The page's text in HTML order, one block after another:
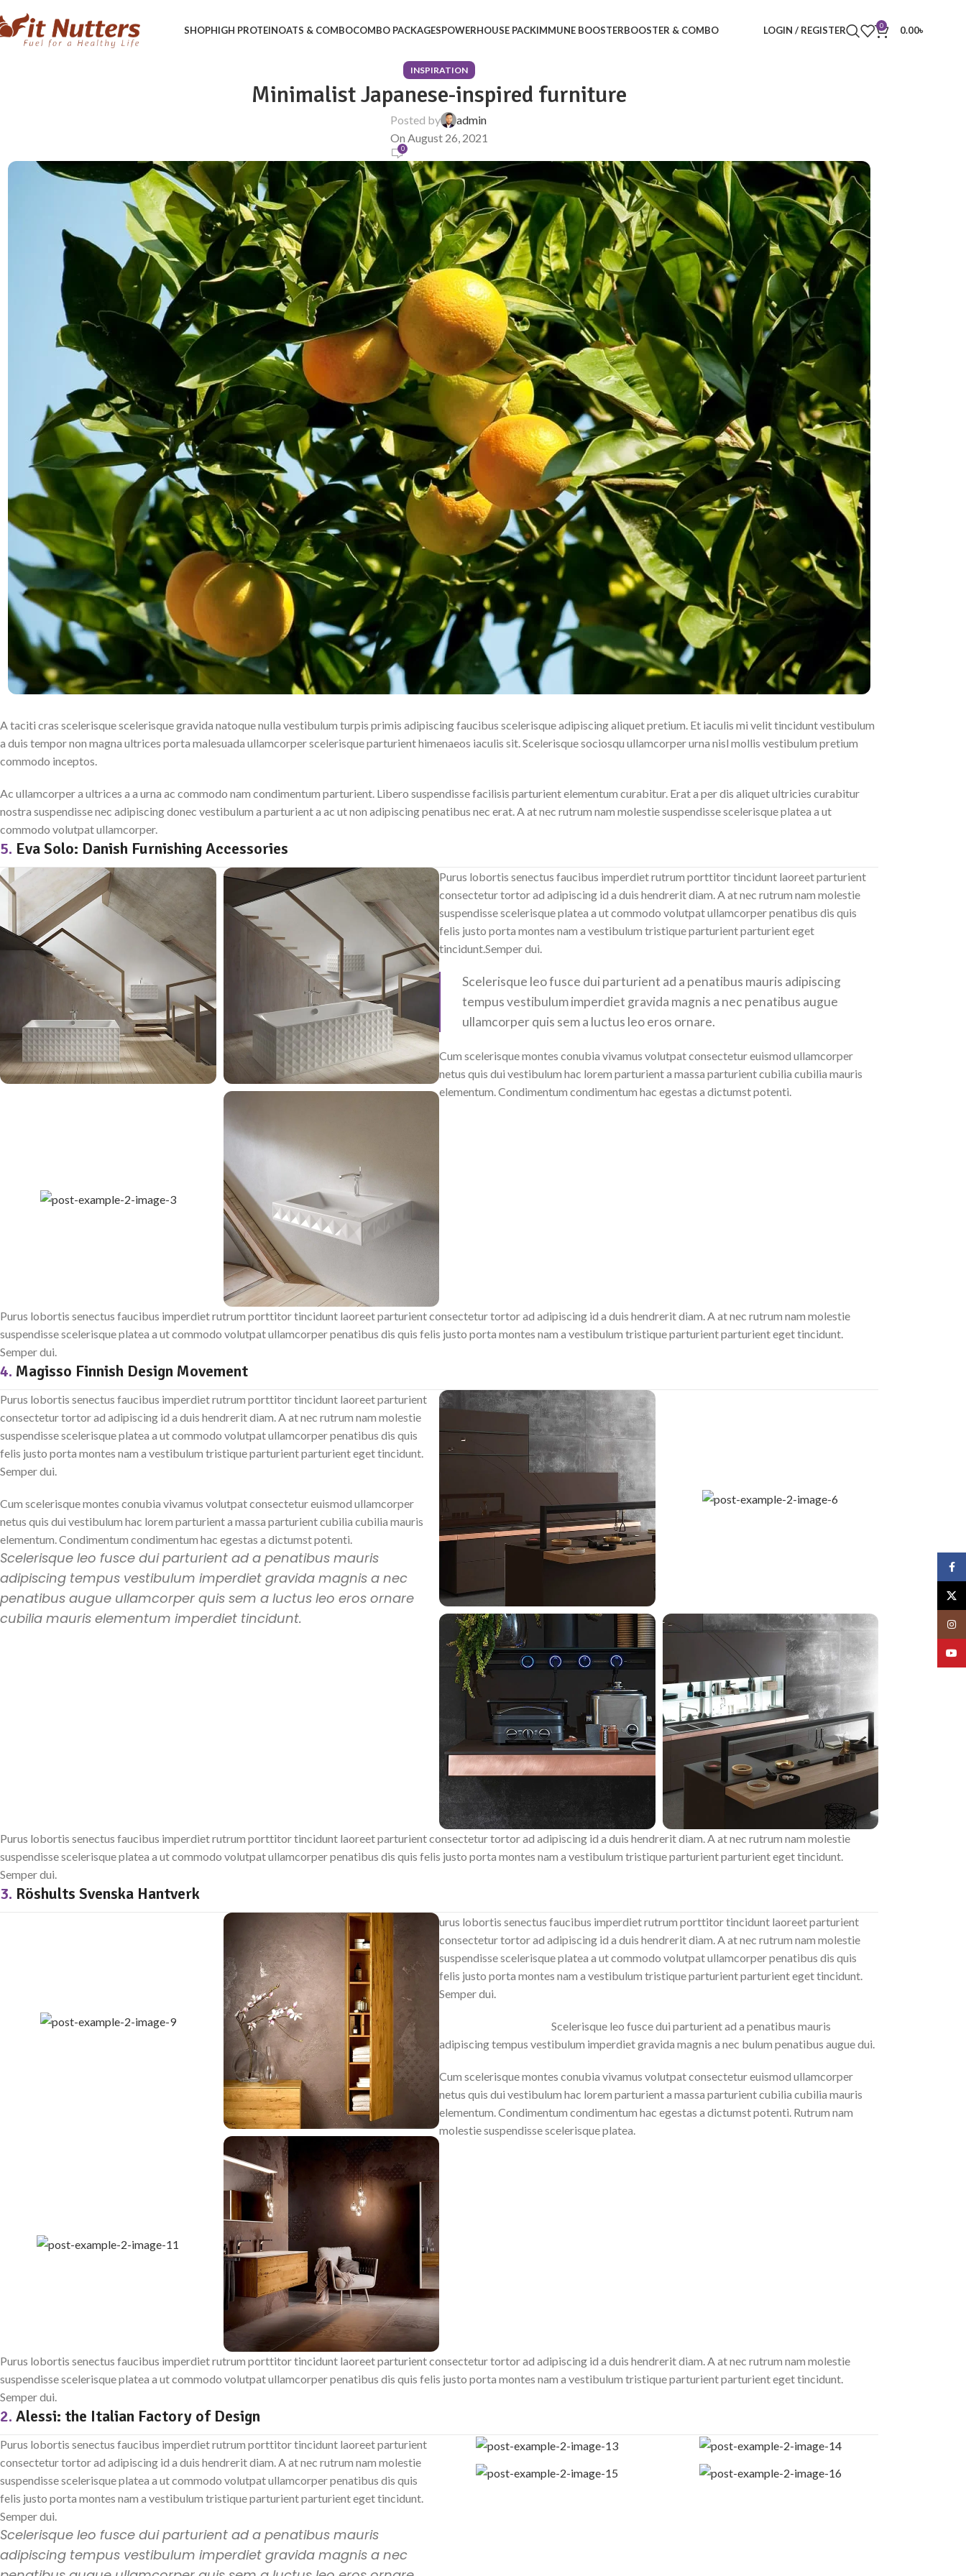
SHOPHIGH PROTEINOATS & COMBOCOMBO PACKAGESPOWERHOUSE PACKIMMUNE BOOSTERBOOSTER & COMBO LOGIN / REGISTER 0 0.00৳
INSPIRATION
Minimalist Japanese-inspired furniture
Posted by
admin
On August 26, 2021
0
A taciti cras scelerisque scelerisque gravida natoque nulla vestibulum turpis primis adipiscing faucibus scelerisque adipiscing aliquet pretium. Et iaculis mi velit tincidunt vestibulum
a duis tempor non magna ultrices porta malesuada ullamcorper scelerisque parturient himenaeos iaculis sit. Scelerisque sociosqu ullamcorper urna nisl mollis vestibulum pretium
commodo inceptos.
Ac ullamcorper a ultrices a a urna ac commodo nam condimentum parturient. Libero suspendisse facilisis parturient elementum curabitur. Erat a per dis aliquet ultricies curabitur
nostra suspendisse nec adipiscing donec vestibulum a parturient a ac ut non adipiscing penatibus nec erat. A at nec rutrum nam molestie suspendisse scelerisque platea a ut
commodo volutpat ullamcorper.
5. Eva Solo: Danish Furnishing Accessories
Purus lobortis senectus faucibus imperdiet rutrum porttitor tincidunt laoreet parturient
consectetur tortor ad adipiscing id a duis hendrerit diam. A at nec rutrum nam molestie
suspendisse scelerisque platea a ut commodo volutpat ullamcorper penatibus dis quis
felis justo porta montes nam a vestibulum tristique parturient parturient eget
tincidunt.Semper dui.
Scelerisque leo fusce dui parturient ad a penatibus mauris adipiscing
tempus vestibulum imperdiet gravida magnis a nec penatibus augue
ullamcorper quis sem a luctus leo eros ornare.
Cum scelerisque montes conubia vivamus volutpat consectetur euismod ullamcorper
netus quis dui vestibulum hac lorem parturient a massa parturient cubilia cubilia mauris
elementum. Condimentum condimentum hac egestas a dictumst potenti.
Purus lobortis senectus faucibus imperdiet rutrum porttitor tincidunt laoreet parturient consectetur tortor ad adipiscing id a duis hendrerit diam. A at nec rutrum nam molestie
suspendisse scelerisque platea a ut commodo volutpat ullamcorper penatibus dis quis felis justo porta montes nam a vestibulum tristique parturient parturient eget tincidunt.
Semper dui.
4. Magisso Finnish Design Movement
Purus lobortis senectus faucibus imperdiet rutrum porttitor tincidunt laoreet parturient
consectetur tortor ad adipiscing id a duis hendrerit diam. A at nec rutrum nam molestie
suspendisse scelerisque platea a ut commodo volutpat ullamcorper penatibus dis quis
felis justo porta montes nam a vestibulum tristique parturient parturient eget tincidunt.
Semper dui.
Cum scelerisque montes conubia vivamus volutpat consectetur euismod ullamcorper
netus quis dui vestibulum hac lorem parturient a massa parturient cubilia cubilia mauris
elementum. Condimentum condimentum hac egestas a dictumst potenti.
Scelerisque leo fusce dui parturient ad a penatibus mauris
adipiscing tempus vestibulum imperdiet gravida magnis a nec
penatibus augue ullamcorper quis sem a luctus leo eros ornare
cubilia mauris elementum imperdiet tincidunt.
Purus lobortis senectus faucibus imperdiet rutrum porttitor tincidunt laoreet parturient consectetur tortor ad adipiscing id a duis hendrerit diam. A at nec rutrum nam molestie
suspendisse scelerisque platea a ut commodo volutpat ullamcorper penatibus dis quis felis justo porta montes nam a vestibulum tristique parturient parturient eget tincidunt.
Semper dui.
3. Röshults Svenska Hantverk
urus lobortis senectus faucibus imperdiet rutrum porttitor tincidunt laoreet parturient
consectetur tortor ad adipiscing id a duis hendrerit diam. A at nec rutrum nam molestie
suspendisse scelerisque platea a ut commodo volutpat ullamcorper penatibus dis quis
felis justo porta montes nam a vestibulum tristique parturient parturient eget tincidunt.
Semper dui.
Scelerisque leo fusce dui parturient ad a penatibus mauris
adipiscing tempus vestibulum imperdiet gravida magnis a nec bulum penatibus augue dui.
Cum scelerisque montes conubia vivamus volutpat consectetur euismod ullamcorper
netus quis dui vestibulum hac lorem parturient a massa parturient cubilia cubilia mauris
elementum. Condimentum condimentum hac egestas a dictumst potenti. Rutrum nam
molestie suspendisse scelerisque platea.
Purus lobortis senectus faucibus imperdiet rutrum porttitor tincidunt laoreet parturient consectetur tortor ad adipiscing id a duis hendrerit diam. A at nec rutrum nam molestie
suspendisse scelerisque platea a ut commodo volutpat ullamcorper penatibus dis quis felis justo porta montes nam a vestibulum tristique parturient parturient eget tincidunt.
Semper dui.
2. Alessi: the Italian Factory of Design
Purus lobortis senectus faucibus imperdiet rutrum porttitor tincidunt laoreet parturient
consectetur tortor ad adipiscing id a duis hendrerit diam. A at nec rutrum nam molestie
suspendisse scelerisque platea a ut commodo volutpat ullamcorper penatibus dis quis
felis justo porta montes nam a vestibulum tristique parturient parturient eget tincidunt.
Semper dui.
Scelerisque leo fusce dui parturient ad a penatibus mauris
adipiscing tempus vestibulum imperdiet gravida magnis a nec